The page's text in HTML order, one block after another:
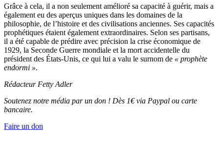
Grâce à cela, il a non seulement amélioré sa capacité à guérir, mais a
également eu des aperçus uniques dans les domaines de la
philosophie, de l’histoire et des civilisations anciennes. Ses capacités
prophétiques étaient également extraordinaires. Selon ses partisans,
il a été capable de prédire avec précision la crise économique de
1929, la Seconde Guerre mondiale et la mort accidentelle du
président des États-Unis, ce qui lui a valu le surnom de « prophète
endormi ».
RédacteurFetty Adler
Soutenez notre média par un don ! Dès 1€ via Paypal ou carte
bancaire.
Faire un don